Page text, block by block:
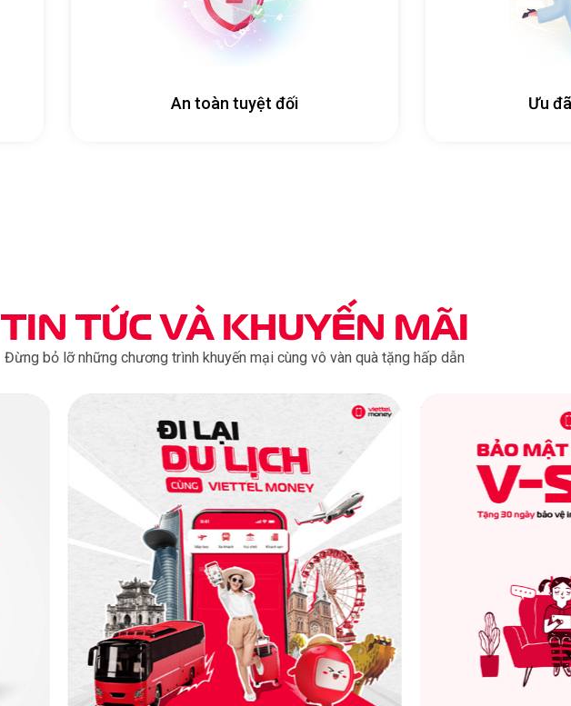
An toàn tuyệt đối Ưu
TIN TỨCVÀ KHUYẾN MÃI
Đừng bỏ lỡ những chương trình khuyến mại cùng vô vàn quà tặng hấp dẫn